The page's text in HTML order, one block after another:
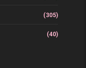
(305)
(40)